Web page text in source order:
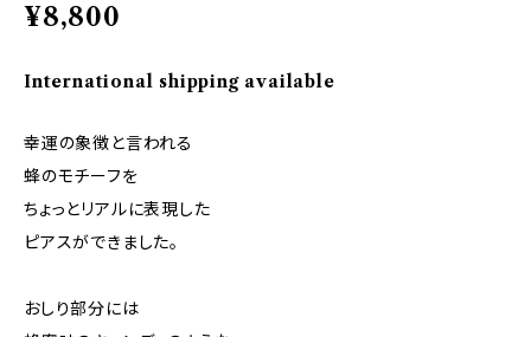
¥8,800
International shipping available
幸運の象徴と言われる
蜂のモチーフを
ちょっとリアルに表現した
ピアスができました。
おしり部分には